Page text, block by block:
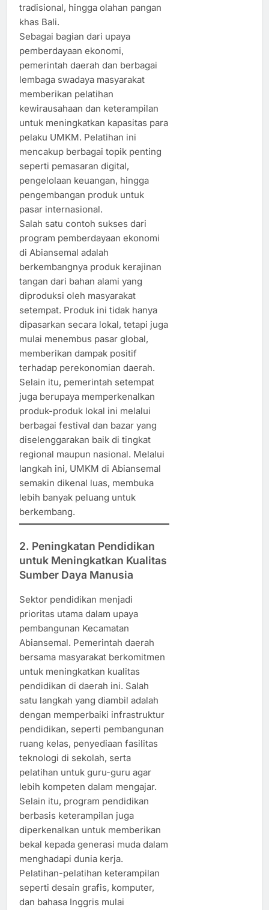
tradisional, hingga olahan pangan
khas Bali.
Sebagai bagian dari upaya
pemberdayaan ekonomi,
pemerintah daerah dan berbagai
lembaga swadaya masyarakat
memberikan pelatihan
kewirausahaan dan keterampilan
untuk meningkatkan kapasitas para
pelaku UMKM. Pelatihan ini
mencakup berbagai topik penting
seperti pemasaran digital,
pengelolaan keuangan, hingga
pengembangan produk untuk
pasar internasional.
Salah satu contoh sukses dari
program pemberdayaan ekonomi
di Abiansemal adalah
berkembangnya produk kerajinan
tangan dari bahan alami yang
diproduksi oleh masyarakat
setempat. Produk ini tidak hanya
dipasarkan secara lokal, tetapi juga
mulai menembus pasar global,
memberikan dampak positif
terhadap perekonomian daerah.
Selain itu, pemerintah setempat
juga berupaya memperkenalkan
produk-produk lokal ini melalui
berbagai festival dan bazar yang
diselenggarakan baik di tingkat
regional maupun nasional. Melalui
langkah ini, UMKM di Abiansemal
semakin dikenal luas, membuka
lebih banyak peluang untuk
berkembang.
2. Peningkatan Pendidikan
untuk Meningkatkan Kualitas
Sumber Daya Manusia
Sektor pendidikan menjadi
prioritas utama dalam upaya
pembangunan Kecamatan
Abiansemal. Pemerintah daerah
bersama masyarakat berkomitmen
untuk meningkatkan kualitas
pendidikan di daerah ini. Salah
satu langkah yang diambil adalah
dengan memperbaiki infrastruktur
pendidikan, seperti pembangunan
ruang kelas, penyediaan fasilitas
teknologi di sekolah, serta
pelatihan untuk guru-guru agar
lebih kompeten dalam mengajar.
Selain itu, program pendidikan
berbasis keterampilan juga
diperkenalkan untuk memberikan
bekal kepada generasi muda dalam
menghadapi dunia kerja.
Pelatihan-pelatihan keterampilan
seperti desain grafis, komputer,
dan bahasa Inggris mulai